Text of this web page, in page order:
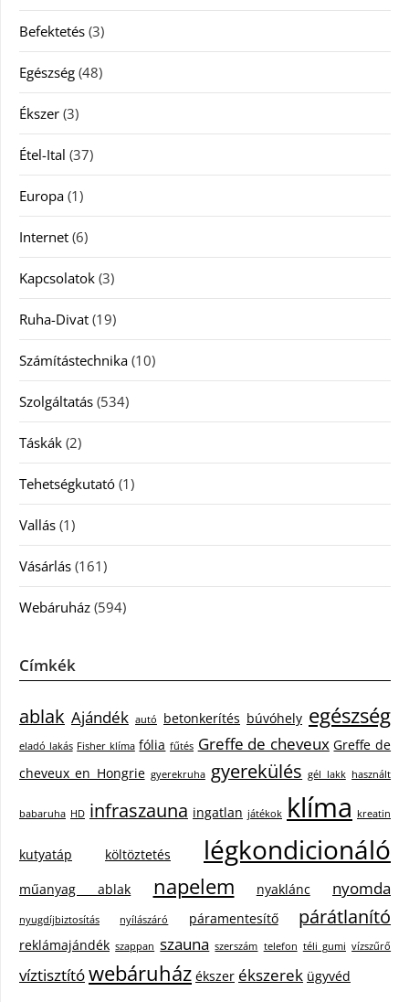
Befektetés (3)
Egészség (48)
Ékszer (3)
Étel-Ital (37)
Europa (1)
Internet (6)
Kapcsolatok (3)
Ruha-Divat (19)
Számítástechnika (10)
Szolgáltatás (534)
Táskák (2)
Tehetségkutató (1)
Vallás (1)
Vásárlás (161)
Webáruház (594)
Címkék
ablak Ajándék autó betonkerítés búvóhely egészség
eladó lakás Fisher klíma fólia fűtés Greffe de cheveux Greffe de
cheveux en Hongrie gyerekruha gyerekülés gél lakk használt
babaruha HD infraszauna ingatlan játékok klíma kreatin
kutyatáp költöztetés légkondicionáló
műanyag ablak napelem nyaklánc nyomda
nyugdíjbiztosítás nyílászáró páramentesítő párátlanító
reklámajándék szappan szauna szerszám telefon téli gumi vízszűrő
víztisztítówebáruház ékszer ékszerek ügyvéd